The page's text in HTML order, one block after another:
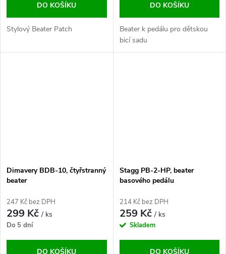
DO KOŠÍKU
Stylový Beater Patch
DO KOŠÍKU
Beater k pedálu pro dětskou
bicí sadu
Dimavery BDB-10, čtyřstranný
beater
247 Kč bez DPH
299 Kč/ ks
Do 5 dní
DO KOŠÍKU
Stagg PB-2-HP, beater
basového pedálu
214 Kč bez DPH
259 Kč/ ks
Skladem
DO KOŠÍKU